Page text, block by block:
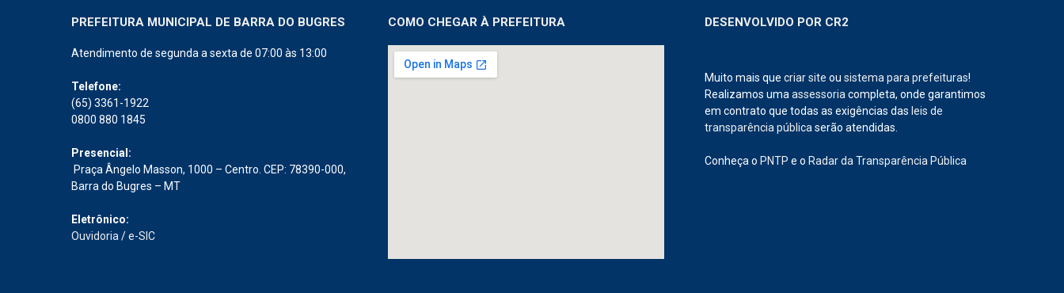
PREFEITURA MUNICIPAL DE BARRA DO BUGRES
Atendimento de segunda a sexta de 07:00 às 13:00
Telefone:
(65) 3361-1922
0800 880 1845
Presencial:
Praça Ângelo Masson, 1000 – Centro. CEP: 78390-000,
Barra do Bugres – MT
Eletrônico:
Ouvidoria /e-SIC
COMO CHEGAR À PREFEITURA DESENVOLVIDO POR CR2
Muito mais que criar site ou sistema para prefeituras!
Realizamos uma assessoria completa, onde garantimos
em contrato que todas as exigências das leis de
transparência pública serão atendidas.
Conheça o PNTP e o Radar da Transparência Pública